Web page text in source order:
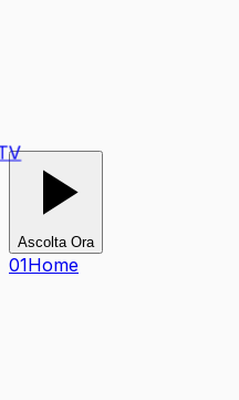
Ascolta Ora
01Home